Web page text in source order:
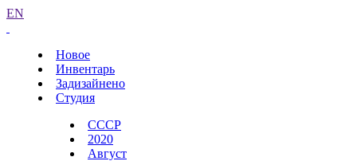
EN
Новое
Инвентарь
Задизайнено
Студия
СССР
2020
Август